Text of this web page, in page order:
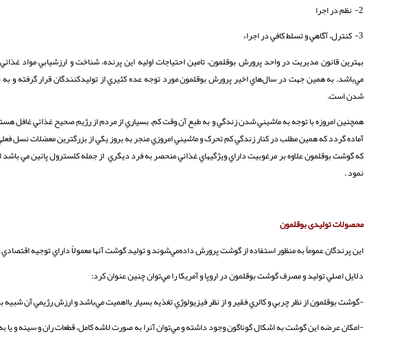
2- نظم در اجرا
3- كنترل، آگاهي و تسلط كافي در اجراء
بهترين قانون مديريت در واحد پرورش بوقلمون، تامين احتياجات اوليه اين پرنده، شناخت و ارزشيابي مواد
مي‌باشد. به همين جهت در سال‌هاي اخير پرورش بوقلمون مورد توجه عده كثيري از توليدكنندگان قرار گرفته و
شدن است.
همچنين امروزه با توجه به ماشيني شدن زندگي و به طبع آن وقت کم، بسياري از مردم از رژيم صحيح غذائي غافل
آماده گردد که همين مطلب در کنار زندگي کم تحرک و ماشيني امروزي منجر به بروز يکي از بزرگترين معضلات نسل
که گوشت بوقلمون علاوه بر مرغوبيت داراي ويژگيهاي غذائي منحصر به فرد ديگري از جمله کلسترول پائين مي
نمود .
محصولات تولیدی بوقلمون
اين پرندگان عموماً به منظور استفاده از گوشت پرورش داده‌مي‌شوند و توليد گوشت آنها معمولاً داراي توجيه
دلايل اصلي توليد و مصرف گوشت بوقلمون در اروپا و آمريكا را مي‌توان چنين عنوان كرد:
-گوشت بوقلمون از نظر چربي و كالري فقير و از نظر فيزيولوژي تغذيه بسيار بااهميت مي‌باشد و ارزش رژيمي آن
-امكان عرضه اين گوشت به اشكال گوناگون وجود داشته و مي‌توان آنرا به صورت لاشه كامل، قطعات ران و سينه و